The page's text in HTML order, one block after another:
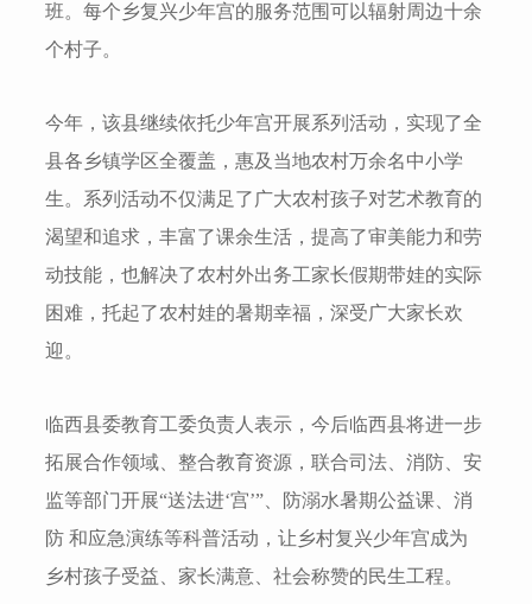
班。每个乡复兴少年宫的服务范围可以辐射周边十余
个村子。
今年，该县继续依托少年宫开展系列活动，实现了全
县各乡镇学区全覆盖，惠及当地农村万余名中小学
生。系列活动不仅满足了广大农村孩子对艺术教育的
渴望和追求，丰富了课余生活，提高了审美能力和劳
动技能，也解决了农村外出务工家长假期带娃的实际
困难，托起了农村娃的暑期幸福，深受广大家长欢
迎。
临西县委教育工委负责人表示，今后临西县将进一步
拓展合作领域、整合教育资源，联合司法、消防、安
监等部门开展“送法进‘宫’”、防溺水暑期公益课、消
防 和应急演练等科普活动，让乡村复兴少年宫成为
乡村孩子受益、家长满意、社会称赞的民生工程。